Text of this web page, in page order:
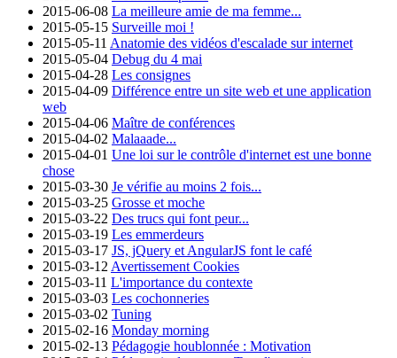
2015-06-08 La meilleure amie de ma femme...
2015-05-15 Surveille moi !
2015-05-11 Anatomie des vidéos d'escalade sur internet
2015-05-04 Debug du 4 mai
2015-04-28 Les consignes
2015-04-09 Différence entre un site web et une application
web
2015-04-06 Maître de conférences
2015-04-02 Malaaade...
2015-04-01 Une loi sur le contrôle d'internet est une bonne
chose
2015-03-30 Je vérifie au moins 2 fois...
2015-03-25 Grosse et moche
2015-03-22 Des trucs qui font peur...
2015-03-19 Les emmerdeurs
2015-03-17 JS, jQuery et AngularJS font le café
2015-03-12 Avertissement Cookies
2015-03-11 L'importance du contexte
2015-03-03 Les cochonneries
2015-03-02 Tuning
2015-02-16 Monday morning
2015-02-13 Pédagogie houblonnée : Motivation